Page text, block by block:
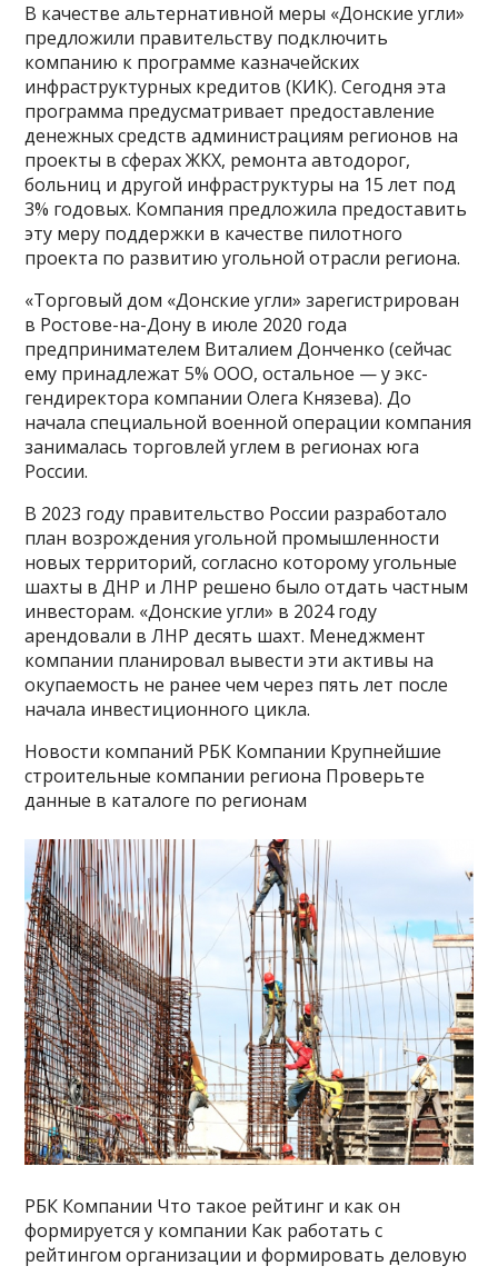
В качестве альтернативной меры «Донские угли»
предложили правительству подключить
компанию к программе казначейских
инфраструктурных кредитов (КИК). Сегодня эта
программа предусматривает предоставление
денежных средств администрациям регионов на
проекты в сферах ЖКХ, ремонта автодорог,
больниц и другой инфраструктуры на 15 лет под
3% годовых. Компания предложила предоставить
эту меру поддержки в качестве пилотного
проекта по развитию угольной отрасли региона.
«Торговый дом «Донские угли» зарегистрирован
в Ростове-на-Дону в июле 2020 года
предпринимателем Виталием Донченко (сейчас
ему принадлежат 5% ООО, остальное — у экс-
гендиректора компании Олега Князева). До
начала специальной военной операции компания
занималась торговлей углем в регионах юга
России.
В 2023 году правительство России разработало
план возрождения угольной промышленности
новых территорий, согласно которому угольные
шахты в ДНР и ЛНР решено было отдать частным
инвесторам. «Донские угли» в 2024 году
арендовали в ЛНР десять шахт. Менеджмент
компании планировал вывести эти активы на
окупаемость не ранее чем через пять лет после
начала инвестиционного цикла.
Новости компаний РБК Компании Крупнейшие
строительные компании региона Проверьте
данные в каталоге по регионам
РБК Компании Что такое рейтинг и как он
формируется у компании Как работать с
рейтингом организации и формировать деловую